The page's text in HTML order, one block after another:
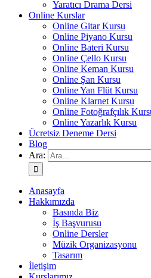
Yaratıcı Drama Dersi
Online Kurslar
Online Gitar Kursu
Online Piyano Kursu
Online Bateri Kursu
Online Çello Kursu
Online Keman Kursu
Online Şan Kursu
Online Yan Flüt Kursu
Online Klarnet Kursu
Online Fotoğrafçılık
Online Yazarlık Kursu
Ücretsiz Deneme Dersi
Blog
Ara:
Anasayfa
Hakkımızda
Basında Biz
İş Başvurusu
Online Dersler
Müzik Organizasyonu
Tasarım
İletişim